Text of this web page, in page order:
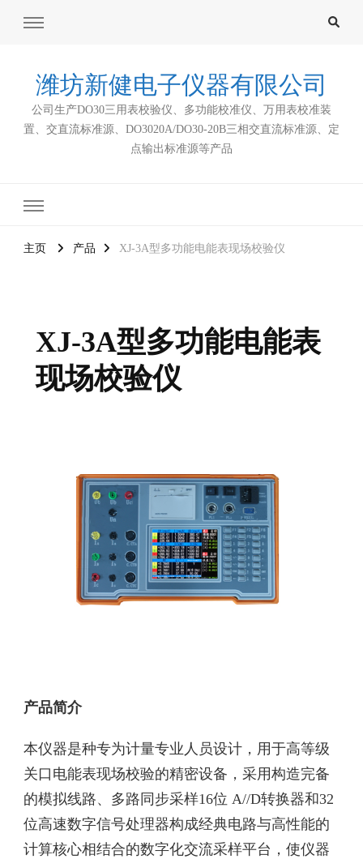
潍坊新健电子仪器有限公司
公司生产DO30三用表校验仪、多功能校准仪、万用表校准装
置、交直流标准源、DO3020A/DO30-20B三相交直流标准源、定
点输出标准源等产品
主页 产品 XJ-3A型多功能电能表现场校验仪
XJ-3A型多功能电能表
现场校验仪
产品简介
本仪器是种专为计量专业人员设计，用于高等级
关口电能表现场校验的精密设备，采用构造完备
的模拟线路、多路同步采样16位 A//D转换器和32
位高速数字信号处理器构成经典电路与高性能的
计算核心相结合的数字化交流采样平台，使仪器